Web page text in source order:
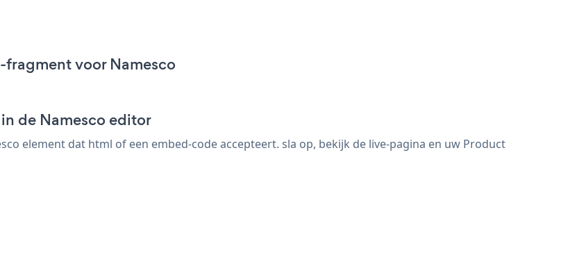
voor Namesco
de Namesco editor
element dat html of een embed-code accepteert. sla op, bekijk de live-pagina en uw Product